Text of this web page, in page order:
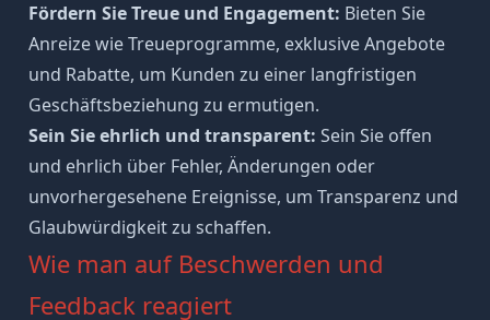
Fördern Sie Treue und Engagement: Bieten Sie
Anreize wie Treueprogramme, exklusive Angebote
und Rabatte, um Kunden zu einer langfristigen
Geschäftsbeziehung zu ermutigen.
Sein Sie ehrlich und transparent: Sein Sie offen
und ehrlich über Fehler, Änderungen oder
unvorhergesehene Ereignisse, um Transparenz und
Glaubwürdigkeitzu schaffen.
Wie man auf Beschwerden und
Feedback reagiert